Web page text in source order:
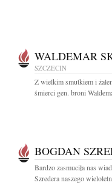
WALDEMAR
SZCZECIN
Z wielkim smutkiem i
śmierci gen. broni
BOGDAN
Bardzo zasmuciła nas
Szredera naszego